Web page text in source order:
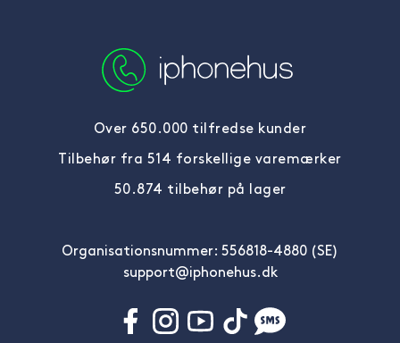
Over 650.000 tilfredse kunder
Tilbehør fra 514 forskellige varemærker
50.874 tilbehør på lager
Organisationsnummer: 556818-4880 (SE)
support@iphonehus.dk